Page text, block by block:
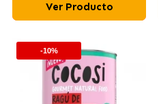
Ver Producto
-10%